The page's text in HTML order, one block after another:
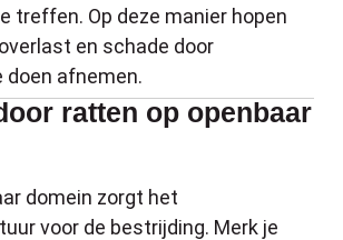
treffen. Op deze manier hopen
en schade door
doen afnemen.
ratten op openbaar
domein zorgt het
voor de bestrijding. Merk je